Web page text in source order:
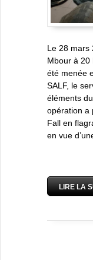
Le 28 mars
Mbour à 20
été menée
SALF, le
éléments
opération a
Fall en
en vue
LIRE LA